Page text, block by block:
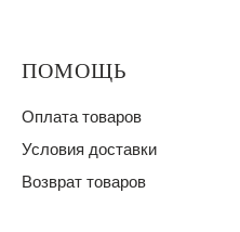
ПОМОЩЬ
Оплата товаров
Условия доставки
Возврат товаров